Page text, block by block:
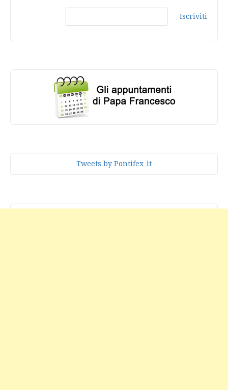
Iscriviti
Tweets by Pontifex_it